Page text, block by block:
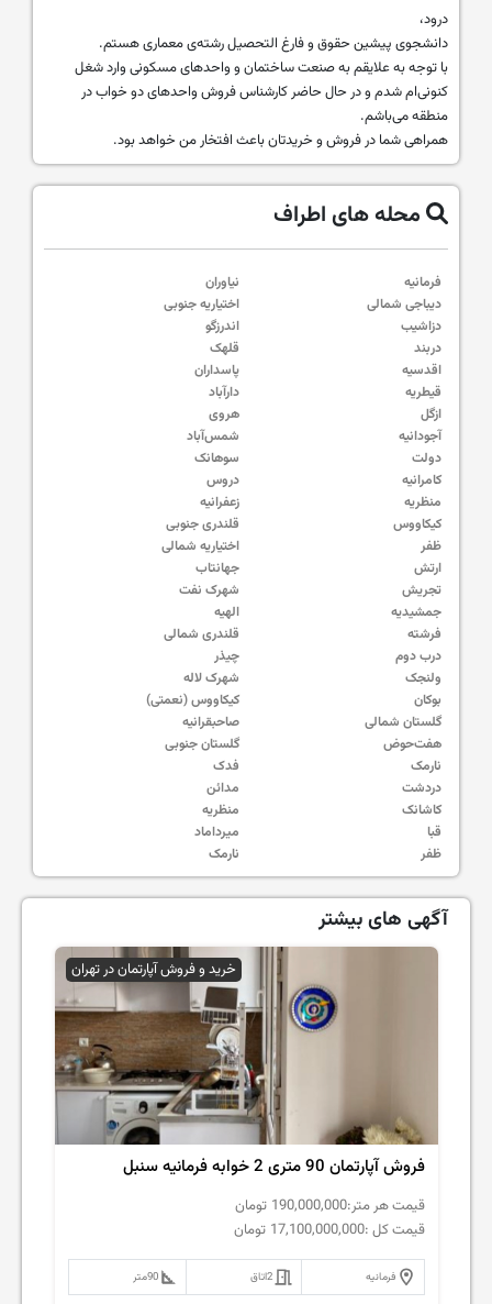
درود،
دانشجوی پیشین حقوق و فارغ التحصیل رشته‌ی معماری هستم.
با توجه به علایقم به صنعت ساختمان و واحدهای مسکونی وارد شغل
کنونی‌ام شدم و در حال حاضر کارشناس فروش واحد‌های دو خواب در
منطقه می‌باشم.
همراهی شما در فروش و خریدتان باعث افتخار من خواهد بود.
محله های اطراف
فرمانیه
نیاوران
دیباجی شمالی
اختیاریه جنوبی
دزاشیب
اندرزگو
دربند
قلهک
اقدسیه
پاسداران
قیطریه
دارآباد
ازگل
هروی
آجودانیه
شمس‌آباد
دولت
سوهانک
کامرانیه
دروس
منظریه
زعفرانیه
کیکاووس
قلندری جنوبی
ظفر
اختیاریه شمالی
ارتش
جهانتاب
تجریش
شهرک نفت
جمشیدیه
الهیه
فرشته
قلندری شمالی
درب دوم
چیذر
ولنجک
شهرک لاله
بوکان
کیکاووس (نعمتی)
گلستان شمالی
صاحبقرانیه
هفت‌حوض
گلستان جنوبی
نارمک
فدک
دردشت
مدائن
کاشانک
منظریه
قبا
میرداماد
ظفر
نارمک
آگهی های بیشتر
خرید و فروش آپارتمان در تهران
فروش آپارتمان 90 متری 2 خوابه فرمانیه سنبل
قیمت هر متر:190,000,000 تومان
قیمت کل :17,100,000,000 تومان
فرمانیه 2اتاق 90متر